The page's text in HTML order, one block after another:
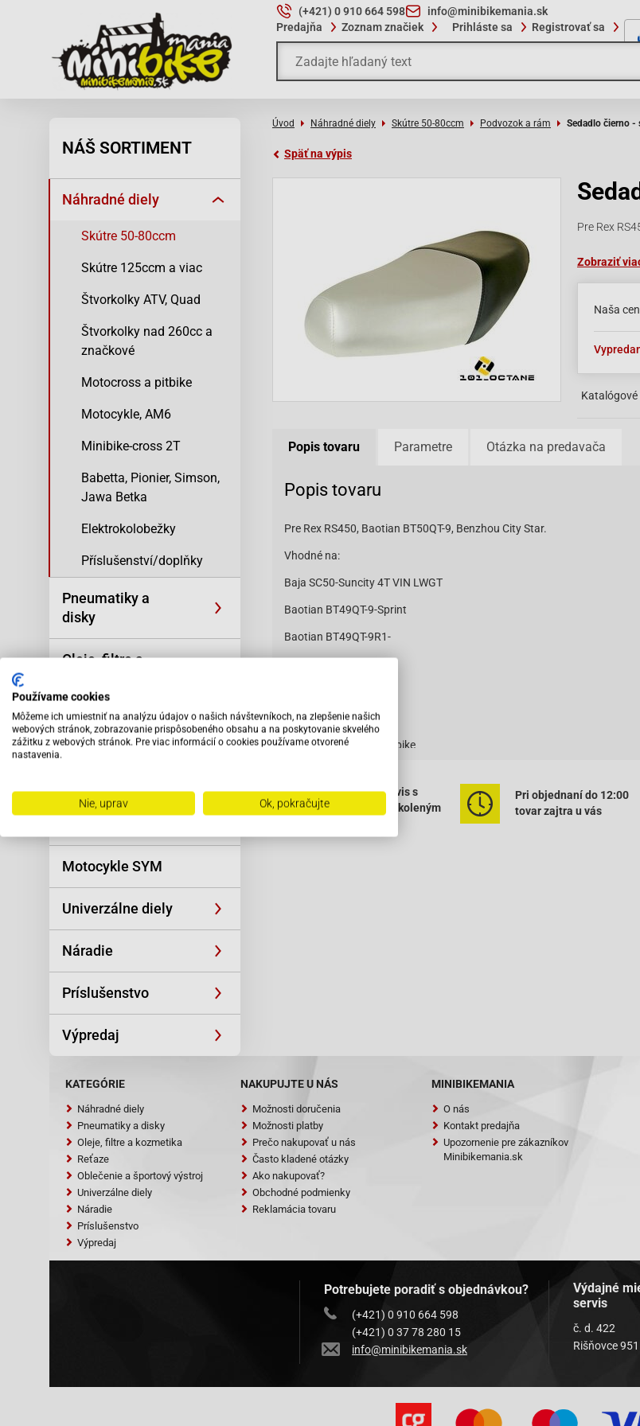
(+421) 0 910 664 598
info@minibikemania.sk
Predajňa
Zoznam značiek Prihláste sa Registrovať sa
NÁŠ SORTIMENT
Náhradné diely
Skútre 50-80ccm
Skútre 125ccm a viac
Štvorkolky ATV, Quad
Štvorkolky nad 260cc a
značkové
Motocross a pitbike
Motocykle, AM6
Minibike-cross 2T
Babetta, Pionier, Simson,
Jawa Betka
Elektrokolobežky
Příslušenství/doplňky
Pneumatiky a
disky
Oleje, filtre a
Reťaze
Motocykle SYM
Univerzálne diely
Náradie
Príslušenstvo
Výpredaj
Úvod Náhradné diely Skútre 50-80ccm Podvozok a rám Sedadlo čierno -
Späť na výpis
Pre Rex
Zobraziť
Naša
Katalógové
Popis tovaru Parametre Otázka na predavača
Popis tovaru
Pre Rex RS450, Baotian BT50QT-9, Benzhou City Star.
Vhodné na:
Baja SC50-Suncity 4T VIN LWGT
Baotian BT49QT-9-Sprint
Baotian BT49QT-9R1-
Baotian-BT49QT-9S3
Baotian BT50QT-9-Ecobike
Benzhou-Retro Star (YY50QT-15)
Jmstar Breeze-50-13 4T JSD50QT
Sunny Jmstar-50-27 4T JSD50QT
Jonway Beta 50-4T
Jonway YY50QT-6-4T
Longbo LB50QT-6-4T 50
Motofino MF50QT 50-4T
Motofino MF50QT-2-4T 50
Motorro-Hawk 50 (4T)
Peugeot V-CLIC
REX (Jinan Qingqi, Shenke)-Capriolo 50 [QM50QT-6A]
Čítať viac
Vybavený servis s
odborným vyškoleným
Pri objednaní do 12:00
tovar zajtra u vás
KATEGÓRIE
Náhradné diely
Pneumatiky a disky
Oleje, filtre a kozmetika
Reťaze
Oblečenie a športový výstroj
Univerzálne diely
Náradie
Príslušenstvo
Výpredaj
NAKUPUJTE U NÁS
Možnosti doručenia
Možnosti platby
Prečo nakupovať u nás
Často kladené otázky
Ako nakupovať?
Obchodné podmienky
Reklamácia tovaru
MINIBIKEMANIA
O nás
Kontakt predajňa
Upozornenie pre zákazníkov
Minibikemania.sk
Potrebujete poradiť s objednávkou?
(+421) 0 910 664 598
(+421) 0 37 78 280 15
info@minibikemania.sk
Výdajné
servis
č. d. 422
Rišňovce 951
Používame cookies
Môžeme ich umiestniť na analýzu údajov o našich návštevníkoch, na zlepšenie našich
webových stránok, zobrazovanie prispôsobeného obsahu a na poskytovanie skvelého
zážitku z webových stránok. Pre viac informácií o cookies používame otvorené
nastavenia.
Nie, uprav Ok, pokračujte